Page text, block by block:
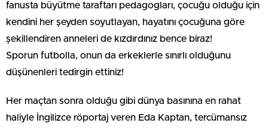
fanusta büyütme taraftarı pedagogları, çocuğu olduğu için
kendini her şeyden soyutlayan, hayatını çocuğuna göre
şekillendiren anneleri de kızdırdınız bence biraz!
Sporun futbolla, onun da erkeklerle sınırlı olduğunu
düşünenleri tedirgin ettiniz!
Her maçtan sonra olduğu gibi dünya basınına en rahat
haliyle İngilizce röportaj veren Eda Kaptan, tercümansız